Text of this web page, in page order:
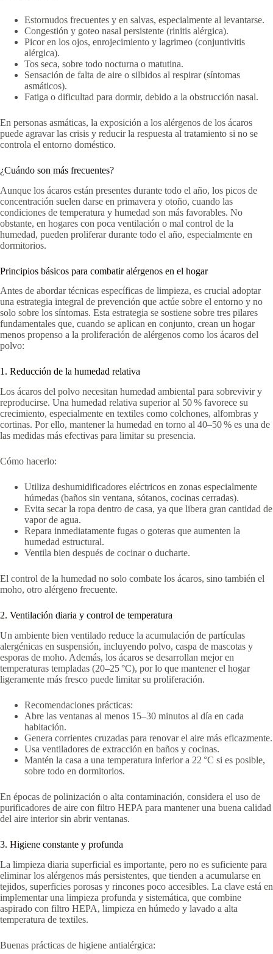
Estornudos frecuentes y en salvas, especialmente al levantarse.
Congestión y goteo nasal persistente (rinitis alérgica).
Picor en los ojos, enrojecimiento y lagrimeo (conjuntivitis
alérgica).
Tos seca, sobre todo nocturna o matutina.
Sensación de falta de aire o silbidos al respirar (síntomas
asmáticos).
Fatiga o dificultad para dormir, debido a la obstrucción nasal.
En personas asmáticas, la exposición a los alérgenos de los ácaros
puede agravar las crisis y reducir la respuesta al tratamiento si no se
controla el entorno doméstico.
¿Cuándo son más frecuentes?
Aunque los ácaros están presentes durante todo el año, los picos de
concentración suelen darse en primavera y otoño, cuando las
condiciones de temperatura y humedad son más favorables. No
obstante, en hogares con poca ventilación o mal control de la
humedad, pueden proliferar durante todo el año, especialmente en
dormitorios.
Principios básicos para combatir alérgenos en el hogar
Antes de abordar técnicas específicas de limpieza, es crucial adoptar
una estrategia integral de prevención que actúe sobre el entorno y no
solo sobre los síntomas. Esta estrategia se sostiene sobre tres pilares
fundamentales que, cuando se aplican en conjunto, crean un hogar
menos propenso a la proliferación de alérgenos como los ácaros del
polvo:
1. Reducción de la humedad relativa
Los ácaros del polvo necesitan humedad ambiental para sobrevivir y
reproducirse. Una humedad relativa superior al 50 % favorece su
crecimiento, especialmente en textiles como colchones, alfombras y
cortinas. Por ello, mantener la humedad en torno al 40–50 % es una de
las medidas más efectivas para limitar su presencia.
Cómo hacerlo:
Utiliza deshumidificadores eléctricos en zonas especialmente
húmedas (baños sin ventana, sótanos, cocinas cerradas).
Evita secar la ropa dentro de casa, ya que libera gran cantidad de
vapor de agua.
Repara inmediatamente fugas o goteras que aumenten la
humedad estructural.
Ventila bien después de cocinar o ducharte.
El control de la humedad no solo combate los ácaros, sino también el
moho, otro alérgeno frecuente.
2. Ventilación diaria y control de temperatura
Un ambiente bien ventilado reduce la acumulación de partículas
alergénicas en suspensión, incluyendo polvo, caspa de mascotas y
esporas de moho. Además, los ácaros se desarrollan mejor en
temperaturas templadas (20–25 °C), por lo que mantener el hogar
ligeramente más fresco puede limitar su proliferación.
Recomendaciones prácticas:
Abre las ventanas al menos 15–30 minutos al día en cada
habitación.
Genera corrientes cruzadas para renovar el aire más eficazmente.
Usa ventiladores de extracción en baños y cocinas.
Mantén la casa a una temperatura inferior a 22 °C si es posible,
sobre todo en dormitorios.
En épocas de polinización o alta contaminación, considera el uso de
purificadores de aire con filtro HEPA para mantener una buena calidad
del aire interior sin abrir ventanas.
3. Higiene constante y profunda
La limpieza diaria superficial es importante, pero no es suficiente para
eliminar los alérgenos más persistentes, que tienden a acumularse en
tejidos, superficies porosas y rincones poco accesibles. La clave está en
implementar una limpieza profunda y sistemática, que combine
aspirado con filtro HEPA, limpieza en húmedo y lavado a alta
temperatura de textiles.
Buenas prácticas de higiene antialérgica: